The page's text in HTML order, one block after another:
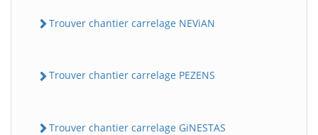
Trouver chantier carrelage NEViAN
Trouver chantier carrelage PEZENS
Trouver chantier carrelage GiNESTAS